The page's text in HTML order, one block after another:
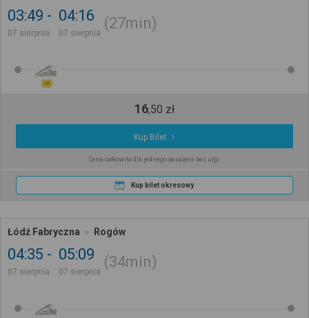
03:49
07 sierpnia
04:16
07 sierpnia
27min
IR
16,50 zł
Kup Bilet
Cena całkowita dla jednego pasażera bez ulgi
Kup bilet okresowy
Łódź Fabryczna Rogów
04:35
07 sierpnia
05:09
07 sierpnia
34min